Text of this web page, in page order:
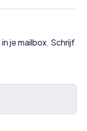
je mailbox. Schrijf